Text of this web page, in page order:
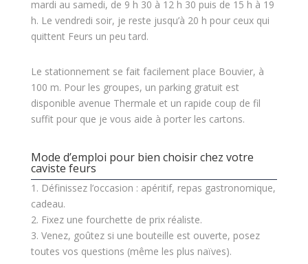
mardi au samedi, de 9 h 30 à 12 h 30 puis de 15 h à 19
h. Le vendredi soir, je reste jusqu’à 20 h pour ceux qui
quittent Feurs un peu tard.
Le stationnement se fait facilement place Bouvier, à
100 m. Pour les groupes, un parking gratuit est
disponible avenue Thermale et un rapide coup de fil
suffit pour que je vous aide à porter les cartons.
Mode d’emploi pour bien choisir chez votre
caviste feurs
1. Définissez l’occasion : apéritif, repas gastronomique,
cadeau.
2. Fixez une fourchette de prix réaliste.
3. Venez, goûtez si une bouteille est ouverte, posez
toutes vos questions (même les plus naïves).